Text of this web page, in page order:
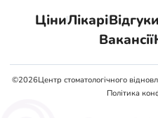
ЦіниЛікаріВідгуки
Вакансії
©2026Центр стоматологічного
Політика